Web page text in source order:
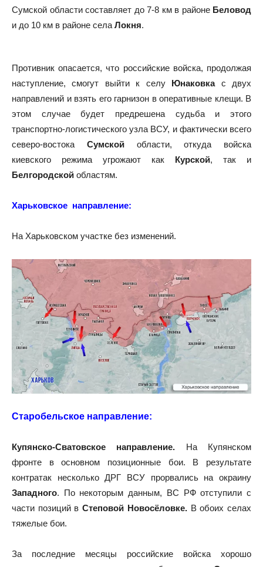
Сумской области составляет до 7-8 км в районе Беловод
и до 10 км в районе села Локня.
Противник опасается, что российские войска, продолжая
наступление, смогут выйти к селу Юнаковкас двух
направлений и взять его гарнизон в оперативные клещи. В
этом случае будет предрешена судьба и этого
транспортно-логистического узла ВСУ, и фактически всего
северо-востока Сумскойобласти, откуда войска
киевского режима угрожают как Курской, так и
Белгородской областям.
Харьковское направление:
На Харьковском участке без изменений.
Старобельское направление:
Купянско-Сватовское направление. На Купянском
фронте в основном позиционные бои. В результате
контратак несколько ДРГ ВСУ прорвались на окраину
Западного. По некоторым данным, ВС РФ отступили с
части позиций вСтеповой Новосёловке.В обоих селах
тяжелые бои.
За последние месяцы российские войска хорошо